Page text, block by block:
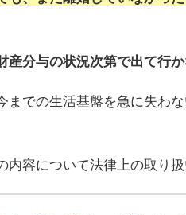
産分与の状況次第で出て行
までの生活基盤を急に失わ
内容について法律上の取り